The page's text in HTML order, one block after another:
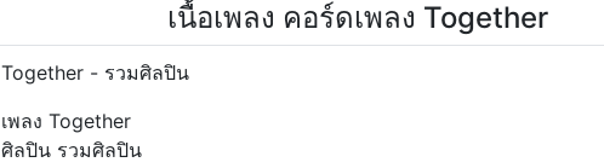
เนื้อเพลง คอร์ดเพลง Together
Together - รวมศิลปิน
เพลง Together
ศิลปิน รวมศิลปิน